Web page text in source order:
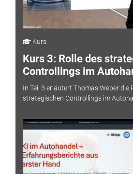
Kurs
Kurs 3: Rolle des
Controllings im
In Teil 3 erläutert Thomas Weber die
strategischen Controllings im